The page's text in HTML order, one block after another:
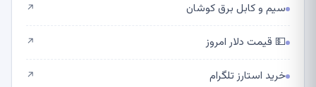
سیم و کابل برق کوشان ↗
💵 قیمت دلار امروز ↗
خرید استارز تلگرام ↗